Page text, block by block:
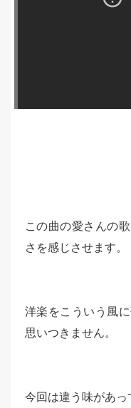
この曲の愛さんの
さを感じさせます。
洋楽をこういう風
思いつきません。
今回は違う味があっ